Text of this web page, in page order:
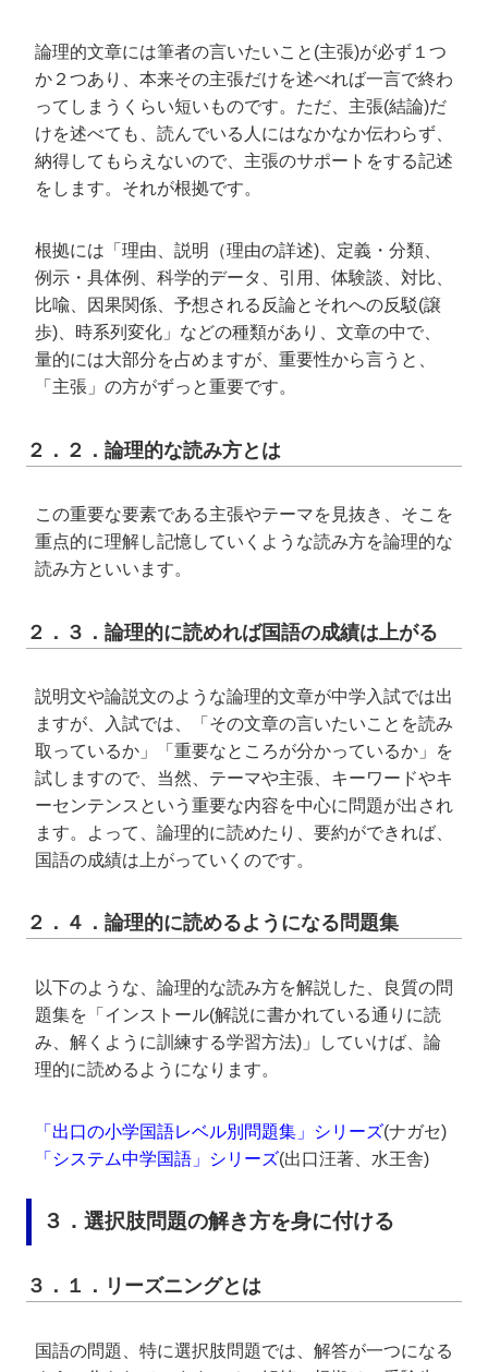
論理的文章には筆者の言いたいこと(主張)が必ず１つ
か２つあり、本来その主張だけを述べれば一言で終わ
ってしまうくらい短いものです。ただ、主張(結論)だ
けを述べても、読んでいる人にはなかなか伝わらず、
納得してもらえないので、主張のサポートをする記述
をします。それが根拠です。
根拠には「理由、説明（理由の詳述)、定義・分類、
例示・具体例、科学的データ、引用、体験談、対比、
比喩、因果関係、予想される反論とそれへの反駁(譲
歩)、時系列変化」などの種類があり、文章の中で、
量的には大部分を占めますが、重要性から言うと、
「主張」の方がずっと重要です。
２．２．論理的な読み方とは
この重要な要素である主張やテーマを見抜き、そこを
重点的に理解し記憶していくような読み方を論理的な
読み方といいます。
２．３．論理的に読めれば国語の成績は上がる
説明文や論説文のような論理的文章が中学入試では出
ますが、入試では、「その文章の言いたいことを読み
取っているか」「重要なところが分かっているか」を
試しますので、当然、テーマや主張、キーワードやキ
ーセンテンスという重要な内容を中心に問題が出され
ます。よって、論理的に読めたり、要約ができれば、
国語の成績は上がっていくのです。
２．４．論理的に読めるようになる問題集
以下のような、論理的な読み方を解説した、良質の問
題集を「インストール(解説に書かれている通りに読
み、解くように訓練する学習方法)」していけば、論
理的に読めるようになります。
「出口の小学国語レベル別問題集」シリーズ(ナガセ)
「システム中学国語」シリーズ(出口汪著、水王舎)
３．選択肢問題の解き方を身に付ける
３．１．リーズニングとは
国語の問題、特に選択肢問題では、解答が一つになる